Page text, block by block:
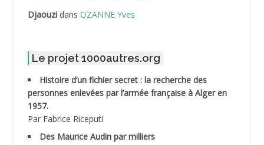
ABDELLI Mohamed *
ABDELMOUMENE Ahmed
ABDESMED Mohamed ben Kaddour
ABDESSELAMI Kouider
Djaouzidans OZANNE Yves
Le projet 1000autres.org
Histoire d’un fichier secret : la recherche des
personnes enlevées par l’armée française à Alger en
1957.
Par Fabrice Riceputi
Des Maurice Audin par milliers